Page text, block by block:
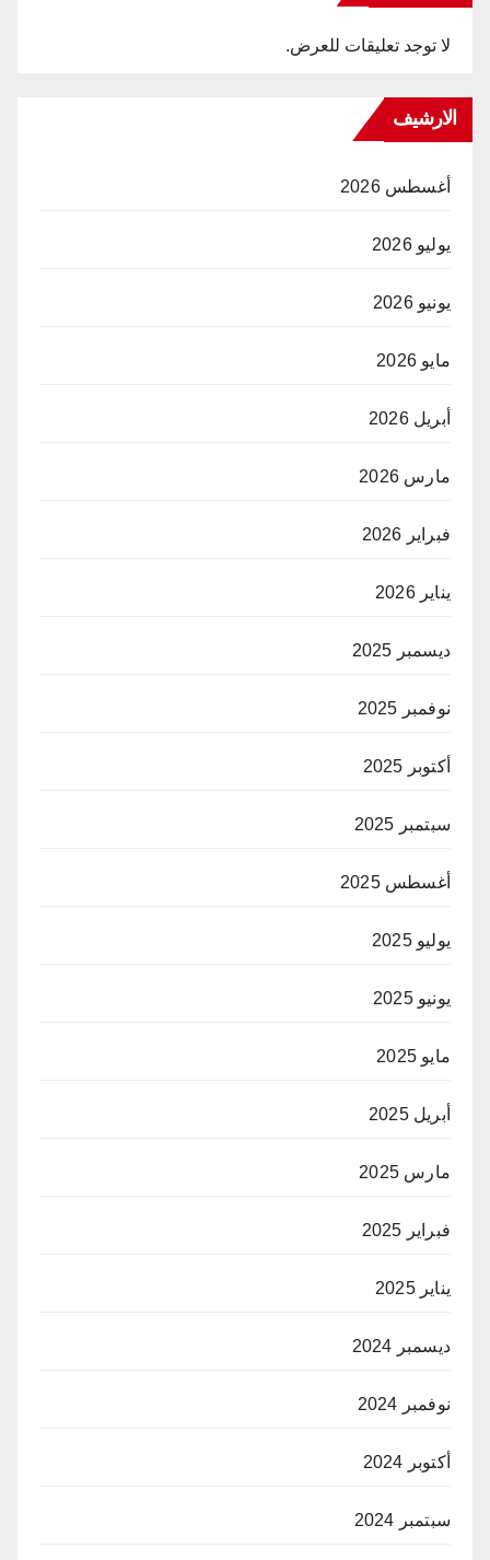
لا توجد تعليقات للعرض.
الارشيف
أغسطس 2026
يوليو 2026
يونيو 2026
مايو 2026
أبريل 2026
مارس 2026
فبراير 2026
يناير 2026
ديسمبر 2025
نوفمبر 2025
أكتوبر 2025
سبتمبر 2025
أغسطس 2025
يوليو 2025
يونيو 2025
مايو 2025
أبريل 2025
مارس 2025
فبراير 2025
يناير 2025
ديسمبر 2024
نوفمبر 2024
أكتوبر 2024
سبتمبر 2024